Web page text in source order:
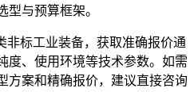
型与预算框架。
非标工业装备，获取准确报价通
度、使用环境等技术参数。如需
方案和精确报价，建议直接咨询